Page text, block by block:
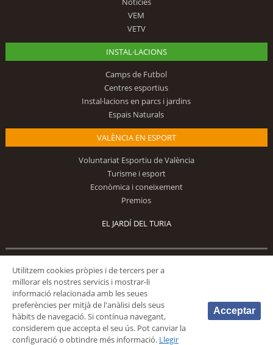
VEM
VETV
INSTAL·LACIONS
Camps de Futbol
Centres esportius
Instal·lacions en parcs i jardins
Espais Naturals
VALÈNCIA EN ESPORT
Voluntariat Esportiu de València
Turisme i esport
Econòmica i coneixement
Premios
EL JARDÍ DEL TURIA
© 2026 Fundación Deportiva Municipal Valencia |AVÍS LEGAL
Utilitzem cookies pròpies i de tercers per a
millorar els nostres servicis i mostrar-li
informació relacionada amb les seues
preferències per mitjà de l'anàlisi dels seus
hàbits de navegació. Si contínua navegant,
considerem que accepta el seu ús. Pot canviar la
configuració o obtindre més informació. Llegir
Acceptar